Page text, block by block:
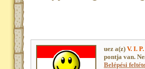
uez a(z) V. I.
pontja van.
Belépési